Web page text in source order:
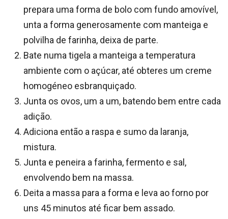
prepara uma forma de bolo com fundo amovível,
unta a forma generosamente com manteiga e
polvilha de farinha, deixa de parte.
Bate numa tigela a manteiga a temperatura
ambiente com o açúcar, até obteres um creme
homogéneo esbranquiçado.
Junta os ovos, um a um, batendo bem entre cada
adição.
Adiciona então a raspa e sumo da laranja,
mistura.
Junta e peneira a farinha, fermento e sal,
envolvendo bem na massa.
Deita a massa para a forma e leva ao forno por
uns 45 minutos até ficar bem assado.